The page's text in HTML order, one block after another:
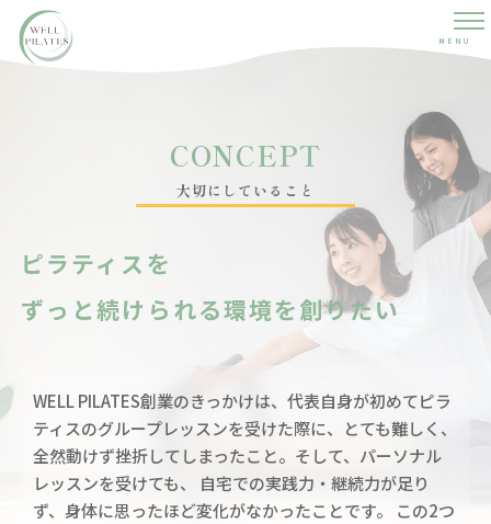
MENU
CONCEPT
大切にしていること
ピラティスを
ずっと続けられる環境を創りたい
WELL PILATES創業のきっかけは、代表自身が初めてピラ
ティスのグループレッスンを受けた際に、とても難しく、
全然動けず挫折してしまったこと。そして、パーソナル
レッスンを受けても、 自宅での実践力・継続力が足り
ず、身体に思ったほど変化がなかったことです。
この2つ